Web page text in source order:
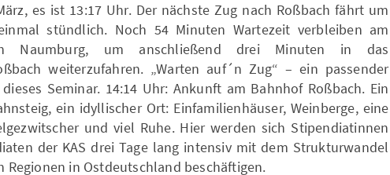
es ist 13:17 Uhr. Der nächste Zug nach Roßbach fährt um
stündlich. Noch 54 Minuten Wartezeit verbleiben am
Naumburg, um anschließend drei Minuten in das
weiterzufahren. „Warten auf´n Zug“ – ein passender
Seminar. 14:14 Uhr: Ankunft am Bahnhof Roßbach. Ein
ein idyllischer Ort: Einfamilienhäuser, Weinberge, eine
und viel Ruhe. Hier werden sich Stipendiatinnen
der KAS drei Tage lang intensiv mit dem Strukturwandel
Regionen in Ostdeutschland beschäftigen.